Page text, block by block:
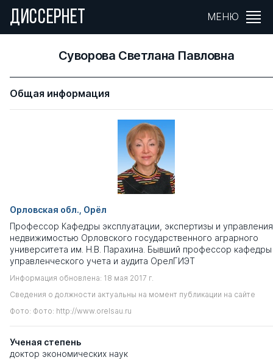
ДИССЕРНЕТ МЕНЮ
Суворова Светлана Павловна
Общая информация
Орловская обл., Орёл
Профессор Кафедры эксплуатации, экспертизы и управления
недвижимостью Орловского государственного аграрного
университета им. Н.В. Парахина. Бывший профессор кафедры
управленческого учета и аудита ОрелГИЭТ
Информация обновлена: 18 мая 2017 г.
Сведения о должности актуальны на момент публикации на сайте
Фото: Фото: http://www.orelsau.ru
Ученая степень
доктор экономических наук